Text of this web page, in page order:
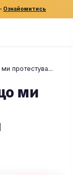
Ознайомитись
протестува...
ми